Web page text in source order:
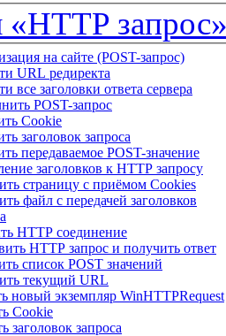
«HTTP
на сайте (POST-запрос)
URL редиректа
все заголовки ответа сервера
POST-запрос
Cookie
заголовок запроса
передаваемое POST-значение
заголовков к HTTP запросу
страницу с приёмом Cookies
файл с передачей заголовков
HTTP соединение
HTTP запрос и получить ответ
список POST значений
текущий URL
новый экземпляр WinHTTPRequest
Cookie
заголовок запроса